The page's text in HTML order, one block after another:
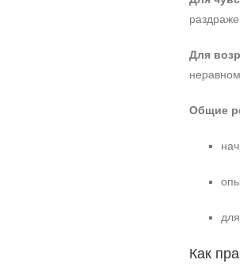
Для
Общие
Как